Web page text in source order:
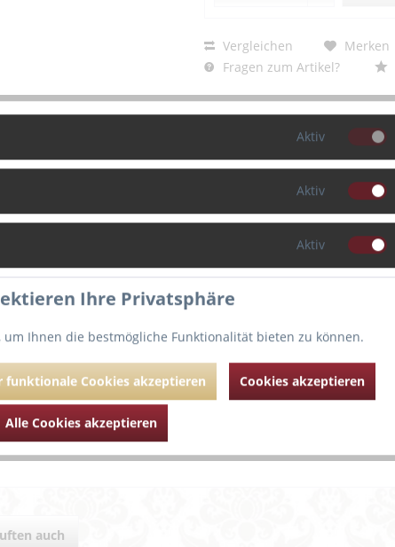
Vergleichen
Merken
Fragen zum Artikel?
Nähte geformt und gehalten - für einen zusätzlichen WOW-Effekt.
"Rosa Faia “TWIN SHAPER“ Miederhose"
auch
Aktiv
Aktiv
Aktiv
Ihre Privatsphäre
um Ihnen die bestmögliche Funktionalität bieten zu können.
funktionale Cookies akzeptieren Cookies akzeptieren
Alle Cookies akzeptieren